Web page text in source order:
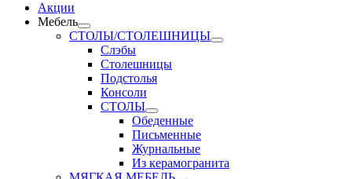
Акции
Мебель
СТОЛЫ/СТОЛЕШНИЦЫ
Слэбы
Столешницы
Подстолья
Консоли
СТОЛЫ
Обеденные
Письменные
Журнальные
Из керамогранита